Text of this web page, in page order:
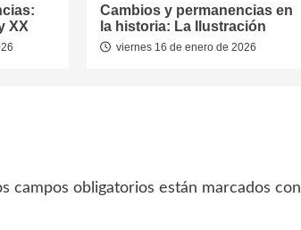
XX
Cambios y permanencias en
la historia: La Ilustración
viernes 16 de enero de 2026
campos obligatorios están marcados con